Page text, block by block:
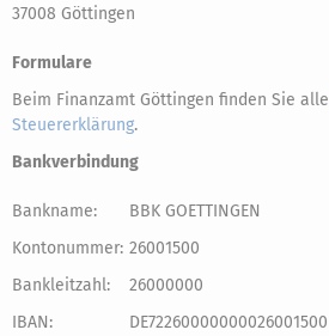
37008 Göttingen
Formulare
Beim Finanzamt Göttingen finden Sie alle
Steuererklärung.
Bankverbindung
Bankname:
BBK GOETTINGEN
Kontonummer: 26001500
Bankleitzahl:
26000000
IBAN:
DE72260000000026001500